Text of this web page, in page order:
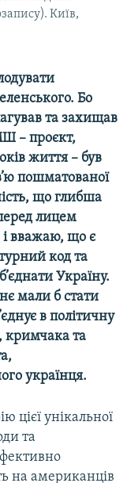
Київ,
Бо
та захищав
– проєкт,
життя – був
пошматованої
що глибша
лицем
і вважаю, що є
код та
Україну.
мали б стати
в політичну
кримчака та
українця.
цієї унікальної
та
на американців